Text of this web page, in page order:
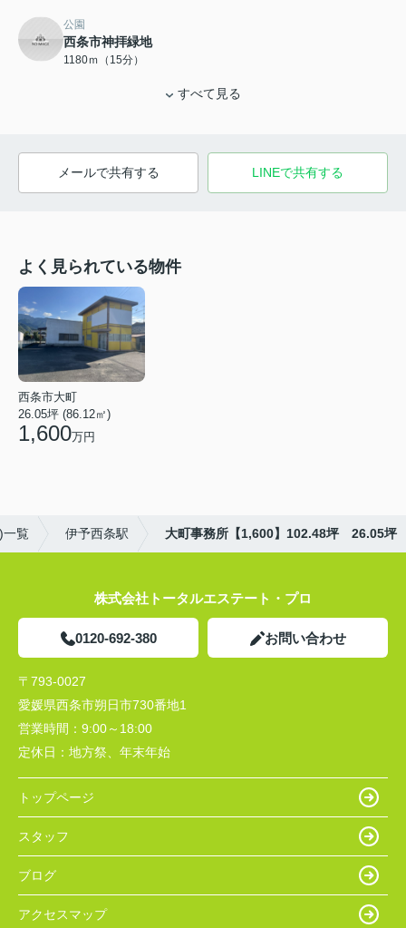
公園
西条市神拝緑地
1180ｍ（15分）
すべて見る
メールで共有する LINEで共有する
よく見られている物件
西条市大町
26.05坪 (86.12㎡)
1,600万円
一覧 伊予西条駅 大町事務所【1,600】102.48坪 26.05坪
株式会社トータルエステート・プロ
0120-692-380 お問い合わせ
〒793-0027
愛媛県西条市朔日市730番地1
営業時間： 9:00～18:00
定休日： 地方祭、年末年始
トップページ
スタッフ
ブログ
アクセスマップ